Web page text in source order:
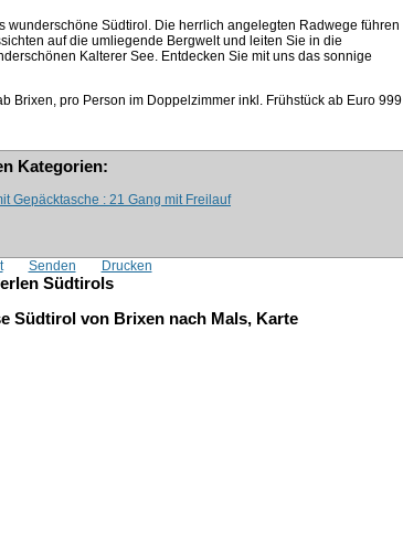
wunderschöne Südtirol. Die herrlich angelegten Radwege führen
auf die umliegende Bergwelt und leiten Sie in die
Kalterer See. Entdecken Sie mit uns das sonnige
Brixen, pro Person im Doppelzimmer inkl. Frühstück ab Euro
Kategorien:
Gepäcktasche : 21 Gang mit Freilauf
Senden Drucken
Südtirols